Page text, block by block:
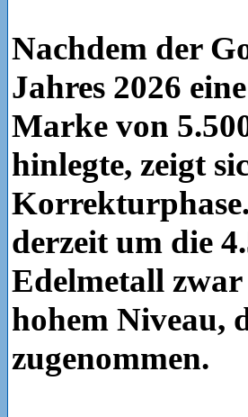
Nachdem der
Jahres 2026
Marke von
hinlegte, zeigt
derzeit um die
Edelmetall
hohem Niveau,
zugenommen.